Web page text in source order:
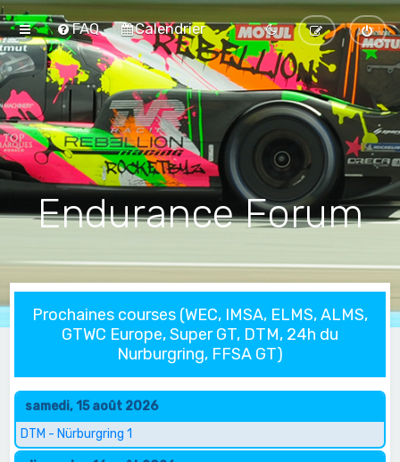
FAQ Calendrier
Endurance Forum
Prochaines courses (WEC, IMSA, ELMS, ALMS,
GTWC Europe, Super GT, DTM, 24h du
Nurburgring, FFSA GT)
samedi, 15 août 2026
DTM - Nürburgring 1